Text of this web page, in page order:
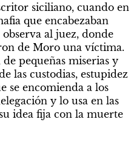
siciliano, cuando en
que encabezaban
al juez, donde
de Moro una víctima.
pequeñas miserias y
las custodias, estupidez
se encomienda a los
y lo usa en las
idea fija con la muerte